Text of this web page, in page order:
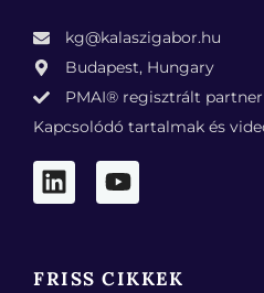
kg@kalaszigabor.hu
Budapest, Hungary
PMAI® regisztrált partner
Kapcsolódó tartalmak és
FRISS CIKKEK